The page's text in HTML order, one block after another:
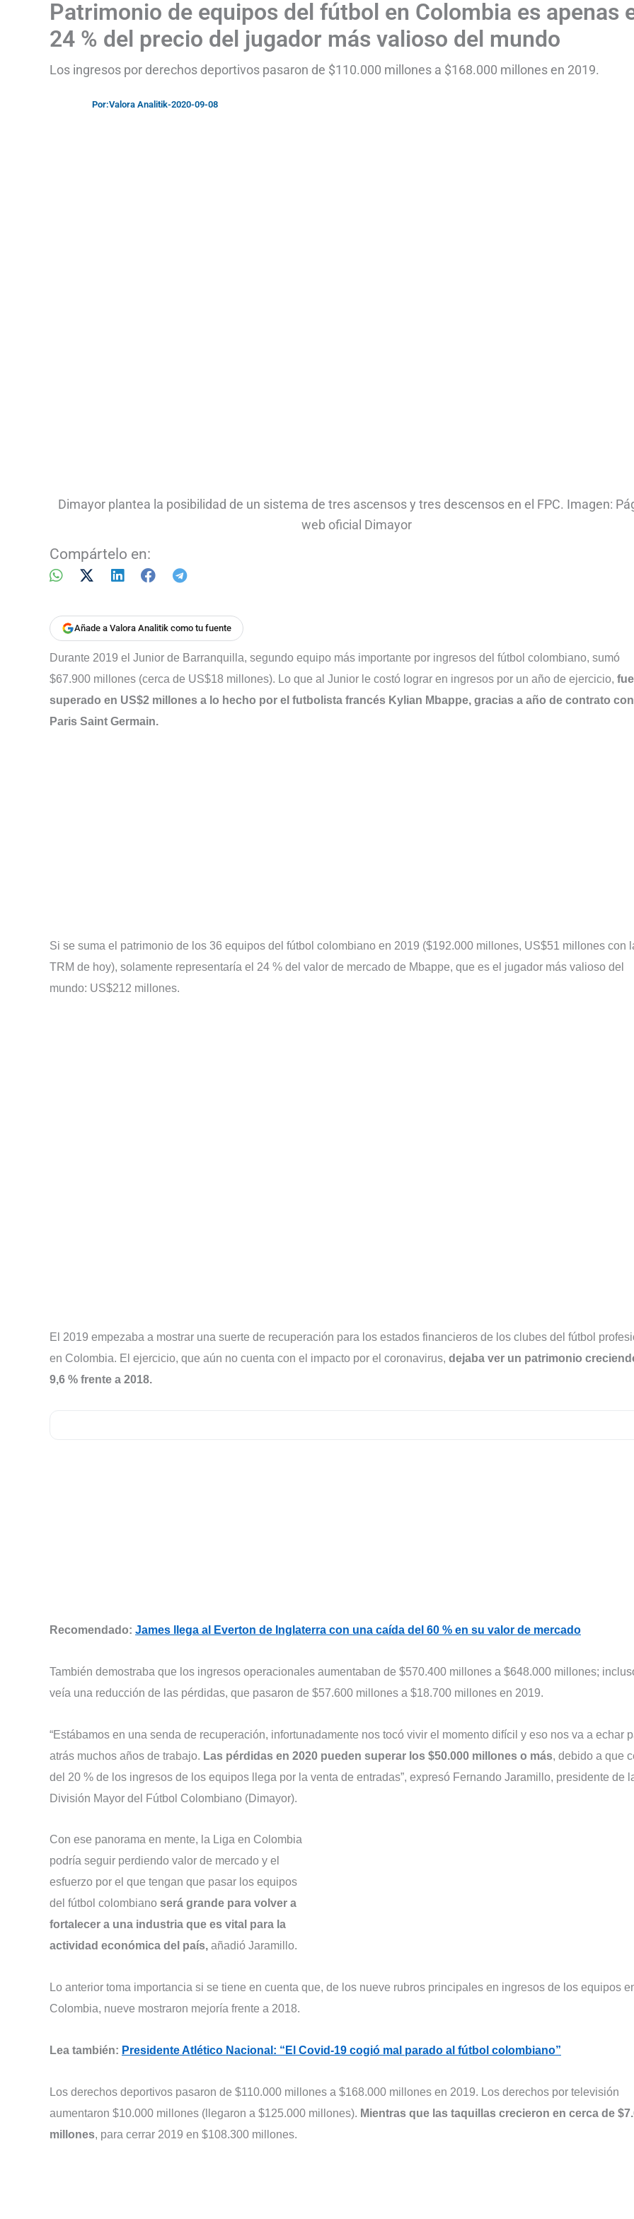
Patrimonio de equipos del fútbol en Colombia es apenas
24 % del precio del jugador más valioso del mundo
Los ingresos por derechos deportivos pasaron de $110.000 millones a $168.000 millones en 2019.
Por:Valora Analitik-2020-09-08
Dimayor plantea la posibilidad de un sistema de tres ascensos y tres descensos en el FPC. Imagen:
web oficial Dimayor
Compártelo en:
Añade a Valora Analitik como tu fuente
Durante 2019 el Junior de Barranquilla, segundo equipo más importante por ingresos del fútbol colombiano, sumó
$67.900 millones (cerca de US$18 millones). Lo que al Junior le costó lograr en ingresos por un año de ejercicio, fue
superado en US$2 millones a lo hecho por el futbolista francés Kylian Mbappe, gracias a año de contrato
Paris Saint Germain.
Si se suma el patrimonio de los 36 equipos del fútbol colombiano en 2019 ($192.000 millones, US$51 millones con
TRM de hoy), solamente representaría el 24 % del valor de mercado de Mbappe, que es el jugador más valioso del
mundo: US$212 millones.
El 2019 empezaba a mostrar una suerte de recuperación para los estados financieros de los clubes del fútbol
en Colombia. El ejercicio, que aún no cuenta con el impacto por el coronavirus, dejaba ver un patrimonio
9,6 % frente a 2018.
Recomendado: James llega al Everton de Inglaterra con una caída del 60 % en su valor de mercado
También demostraba que los ingresos operacionales aumentaban de $570.400 millones a $648.000 millones;
veía una reducción de las pérdidas, que pasaron de $57.600 millones a $18.700 millones en 2019.
“Estábamos en una senda de recuperación, infortunadamente nos tocó vivir el momento difícil y eso nos va a echar
atrás muchos años de trabajo. Las pérdidas en 2020 pueden superar los $50.000 millones o más, debido a que
del 20 % de los ingresos de los equipos llega por la venta de entradas”, expresó Fernando Jaramillo, presidente de
División Mayor del Fútbol Colombiano (Dimayor).
Con ese panorama en mente, la Liga en Colombia
podría seguir perdiendo valor de mercado y el
esfuerzo por el que tengan que pasar los equipos
del fútbol colombiano será grande para volver a
fortalecer a una industria que es vital para la
actividad económica del país, añadió Jaramillo.
Lo anterior toma importancia si se tiene en cuenta que, de los nueve rubros principales en ingresos de los equipos
Colombia, nueve mostraron mejoría frente a 2018.
Lea también: Presidente Atlético Nacional: “El Covid-19 cogió mal parado al fútbol colombiano”
Los derechos deportivos pasaron de $110.000 millones a $168.000 millones en 2019. Los derechos por televisión
aumentaron $10.000 millones (llegaron a $125.000 millones). Mientras que las taquillas crecieron en cerca de
millones, para cerrar 2019 en $108.300 millones.